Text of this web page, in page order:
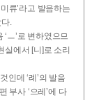
류’라고 발음하는
다.
‘ㅡ’로 변하였으므
실에서 [니]로 소리
인데 ‘례’의 발음
부사 ‘으레’에 다